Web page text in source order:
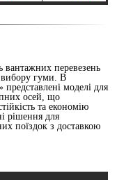
вантажних перевезень
вибору гуми. В
моделі для
осей, що
та економію
рішення для
поїздок з доставкою